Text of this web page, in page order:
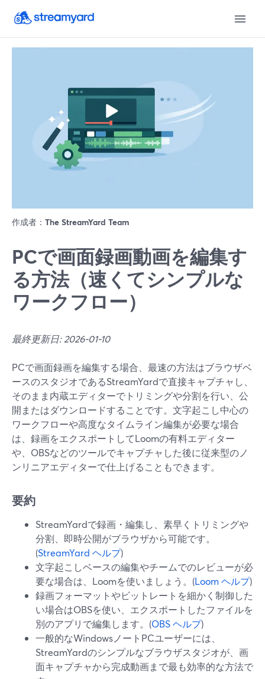
作成者： The StreamYard Team
PCで画面録画動画を編集す
る方法（速くてシンプルな
ワークフロー）
最終更新日: 2026-01-10
PCで画面録画を編集する場合、最速の方法はブラウザベ
ースのスタジオであるStreamYardで直接キャプチャし、
そのまま内蔵エディターでトリミングや分割を行い、公
開またはダウンロードすることです。文字起こし中心の
ワークフローや高度なタイムライン編集が必要な場合
は、録画をエクスポートしてLoomの有料エディター
や、OBSなどのツールでキャプチャした後に従来型のノ
ンリニアエディターで仕上げることもできます。
要約
StreamYardで録画・編集し、素早くトリミングや
分割、即時公開がブラウザから可能です。
(StreamYard ヘルプ)
文字起こしベースの編集やチームでのレビューが必
要な場合は、Loomを使いましょう。(Loom ヘルプ)
録画フォーマットやビットレートを細かく制御した
い場合はOBSを使い、エクスポートしたファイルを
別のアプリで編集します。(OBS ヘルプ)
一般的なWindowsノートPCユーザーには、
StreamYardのシンプルなブラウザスタジオが、画
面キャプチャから完成動画まで最も効率的な方法で